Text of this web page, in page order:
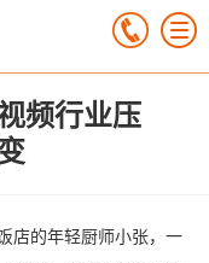
频行业压
店的年轻厨师小张，一